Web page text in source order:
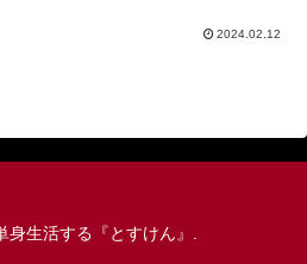
2024.02.12
生活する『とすけん』.